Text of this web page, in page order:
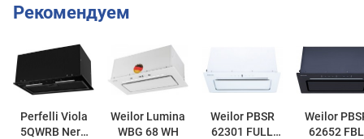
Рекомендуем
Perfelli Viola
5QWRB Nero
Weilor Lumina
WBG 68 WH
Weilor PBSR
62301 FULL
Weilor
62652 FBL